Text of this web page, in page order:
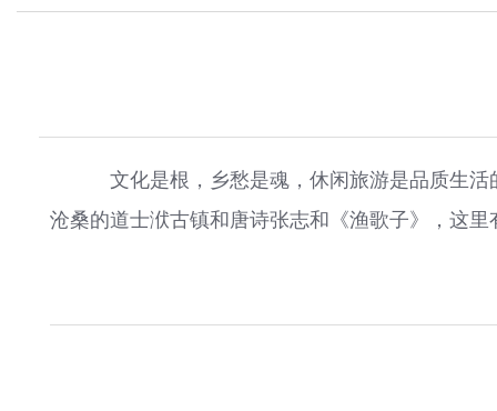
文化是根，乡愁是魂，休闲旅游是品质生活的
沧桑的道士洑古镇和唐诗张志和《渔歌子》，这